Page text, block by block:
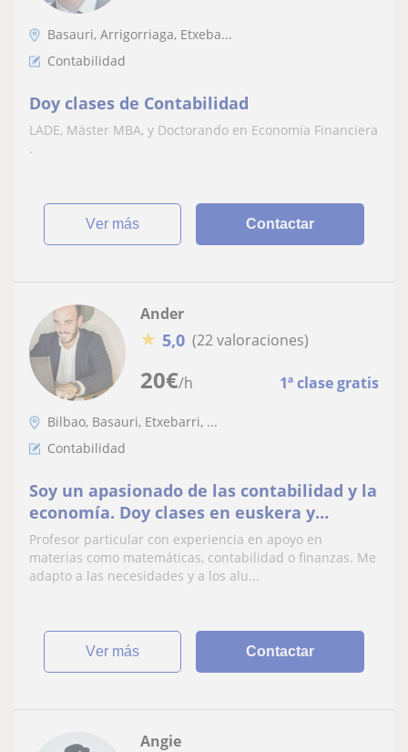
Basauri, Arrigorriaga, Etxeba...
Contabilidad
Doy clases de Contabilidad
LADE, Máster MBA, y Doctorando en Economía Financiera
.
ver más Contactar
20€/h 1ª clase gratis
Ander
★ 5,0 (22 valoraciones)
Bilbao, Basauri, Etxebarri, ...
Contabilidad
Soy un apasionado de las contabilidad y la
economía. Doy clases en euskera y
castellano. 100% de aprobados en Elcano,
Sarriko, Deusto o grados superiores
Profesor particular con experiencia en apoyo en
materias como matemáticas, contabilidad o finanzas. Me
adapto a las necesidades y a los alu...
ver más Contactar
Angie